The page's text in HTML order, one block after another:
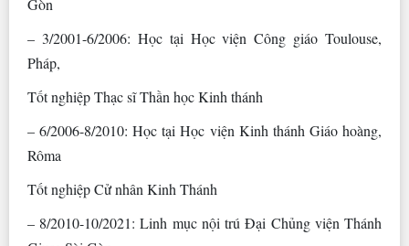
Gòn
– 3/2001-6/2006: Học tại Học viện Công giáo Toulouse,
Pháp,
Tốt nghiệp Thạc sĩ Thần học Kinh thánh
– 6/2006-8/2010: Học tại Học viện Kinh thánh Giáo hoàng,
Rôma
Tốt nghiệp Cử nhân Kinh Thánh
– 8/2010-10/2021: Linh mục nội trú Đại Chủng viện Thánh